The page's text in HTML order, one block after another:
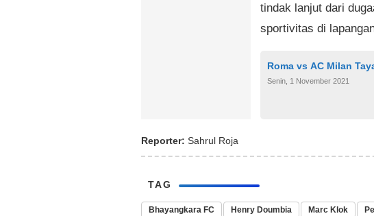
tindak lanjut dari
sportivitas di
Roma vs AC Milan
Senin, 1 November 2021
Reporter: Sahrul Roja
TAG
Bhayangkara FC Henry Doumbia Marc Klok